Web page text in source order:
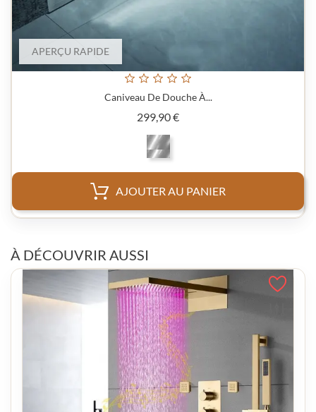
APERÇU RAPIDE
Caniveau De Douche À...
299,90 €Prix
AJOUTER AU PANIER
À DÉCOUVRIR AUSSI